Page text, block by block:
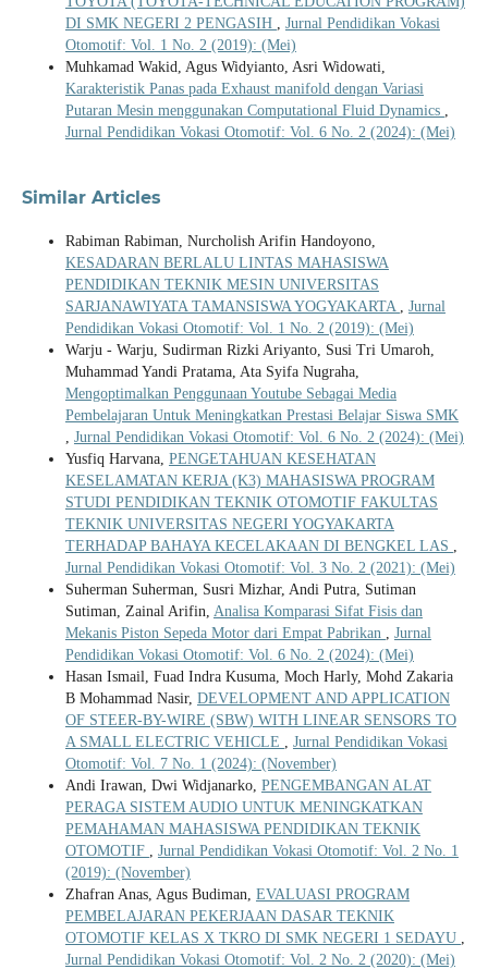
DI SMK NEGERI 2 PENGASIH
Jurnal Pendidikan Vokasi
Otomotif: Vol. 1 No. 2 (2019): (Mei)
Muhkamad Wakid, Agus Widyianto, Asri Widowati,
Karakteristik Panas pada Exhaust manifold dengan Variasi
Putaran Mesin menggunakan Computational Fluid Dynamics
Jurnal Pendidikan Vokasi Otomotif: Vol. 6 No. 2 (2024): (Mei)
Similar Articles
Rabiman Rabiman, Nurcholish Arifin Handoyono,
KESADARAN BERLALU LINTAS MAHASISWA
PENDIDIKAN TEKNIK MESIN UNIVERSITAS
SARJANAWIYATA TAMANSISWA YOGYAKARTA
Jurnal
Pendidikan Vokasi Otomotif: Vol. 1 No. 2 (2019): (Mei)
Warju - Warju, Sudirman Rizki Ariyanto, Susi Tri Umaroh,
Muhammad Yandi Pratama, Ata Syifa Nugraha,
Mengoptimalkan Penggunaan Youtube Sebagai Media
Pembelajaran Untuk Meningkatkan Prestasi Belajar Siswa SMK
Jurnal Pendidikan Vokasi Otomotif: Vol. 6 No. 2 (2024): (Mei)
Yusfiq Harvana, PENGETAHUAN KESEHATAN
KESELAMATAN KERJA (K3) MAHASISWA PROGRAM
STUDI PENDIDIKAN TEKNIK OTOMOTIF FAKULTAS
TEKNIK UNIVERSITAS NEGERI YOGYAKARTA
TERHADAP BAHAYA KECELAKAAN DI BENGKEL LAS
Jurnal Pendidikan Vokasi Otomotif: Vol. 3 No. 2 (2021): (Mei)
Suherman Suherman, Susri Mizhar, Andi Putra, Sutiman
Sutiman, Zainal Arifin, Analisa Komparasi Sifat Fisis dan
Mekanis Piston Sepeda Motor dari Empat Pabrikan
Jurnal
Pendidikan Vokasi Otomotif: Vol. 6 No. 2 (2024): (Mei)
Hasan Ismail, Fuad Indra Kusuma, Moch Harly, Mohd Zakaria
B Mohammad Nasir, DEVELOPMENT AND APPLICATION
OF STEER-BY-WIRE (SBW) WITH LINEAR SENSORS TO
A SMALL ELECTRIC VEHICLE
Jurnal Pendidikan Vokasi
Otomotif: Vol. 7 No. 1 (2024): (November)
Andi Irawan, Dwi Widjanarko, PENGEMBANGAN ALAT
PERAGA SISTEM AUDIO UNTUK MENINGKATKAN
PEMAHAMAN MAHASISWA PENDIDIKAN TEKNIK
OTOMOTIF
Jurnal Pendidikan Vokasi Otomotif: Vol. 2 No. 1
(2019): (November)
Zhafran Anas, Agus Budiman, EVALUASI PROGRAM
PEMBELAJARAN PEKERJAAN DASAR TEKNIK
OTOMOTIF KELAS X TKRO DI SMK NEGERI 1 SEDAYU
Jurnal Pendidikan Vokasi Otomotif: Vol. 2 No. 2 (2020): (Mei)